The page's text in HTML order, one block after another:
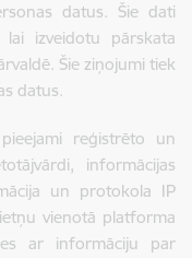
datus. Šie dati
izveidotu pārskata
Šie ziņojumi tiek
datus.
reģistrēto un
informācijas
un protokola IP
vienotā platforma
ar informāciju par